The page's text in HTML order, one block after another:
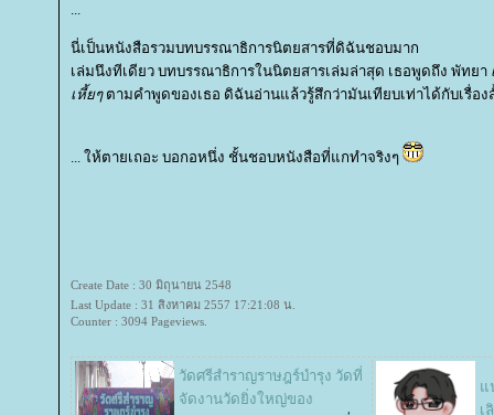
...
นี่เป็นหนังสือรวมบทบรรณาธิการนิตยสารที่ดิฉันชอบมาก
เล่มนึงทีเดียว บทบรรณาธิการในนิตยสารเล่มล่าสุด เธอพูดถึง พัทยา
เหี้ยๆ ตามคำพูดของเธอ ดิฉันอ่านแล้วรู้สึกว่ามันเทียบเท่าได้กับเรื่อ
... ให้ตายเถอะ บอกอหนึ่ง ชั้นชอบหนังสือที่แกทำจริงๆ
Create Date : 30 มิถุนายน 2548
Last Update : 31 สิงหาคม 2557 17:21:08 น.
Counter : 3094 Pageviews.
วัดศรีสำราญราษฎร์บำรุง วัดที่
จัดงานวัดยิ่งใหญ่ของ
น
เ